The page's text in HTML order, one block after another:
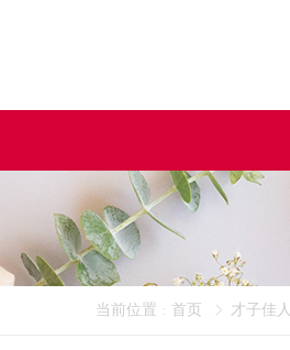
当前位置 : 首页 才子佳人